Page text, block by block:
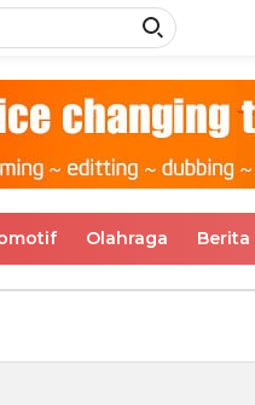
Olahraga